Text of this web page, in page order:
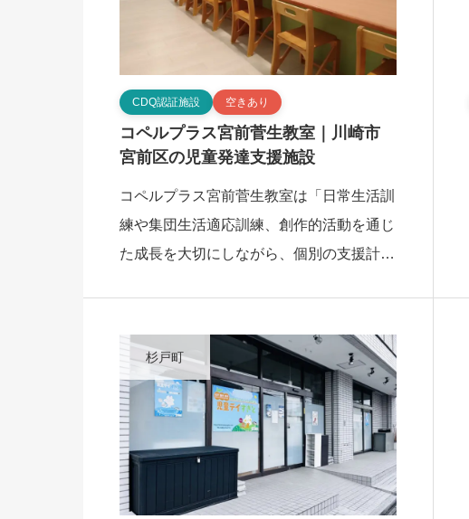
CDQ認証施設 空きあり
コペルプラス宮前菅生教室｜川崎市
宮前区の児童発達支援施設
コペルプラス宮前菅生教室は「日常生活訓
練や集団生活適応訓練、創作的活動を通じ
た成長を大切にしながら、個別の支援計画
体制」を特 […]
杉戸町